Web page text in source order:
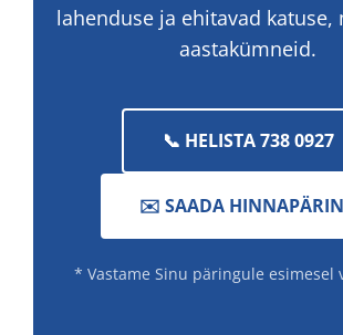
lahenduse ja ehitavad katuse,
aastakümneid.
📞 HELISTA 738 0927
✉️ SAADA
* Vastame Sinu päringule esimesel